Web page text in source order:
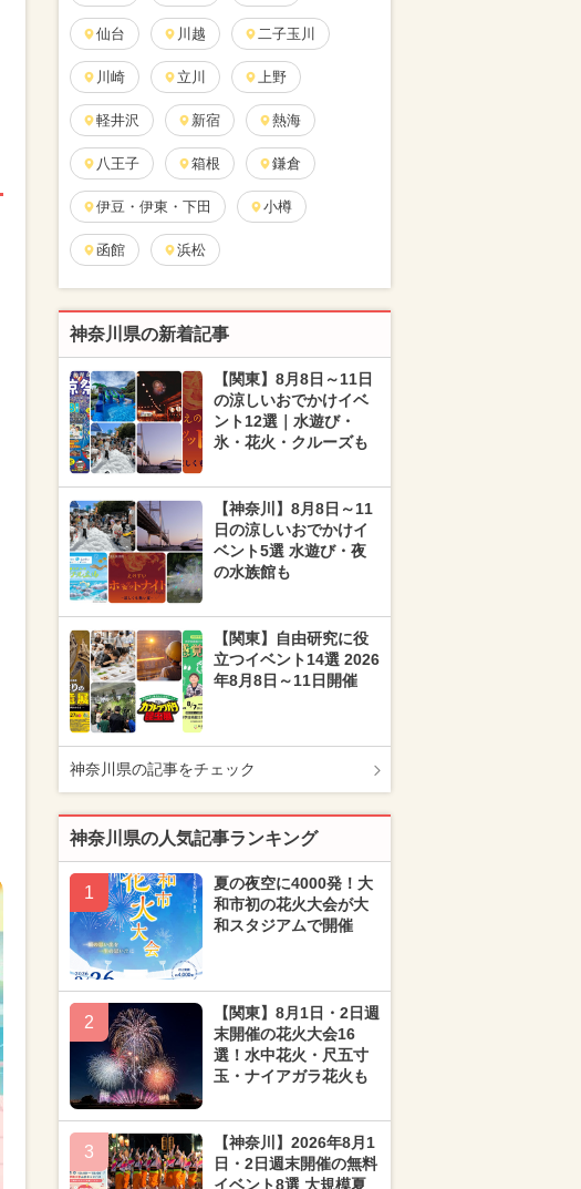
仙台 川越 二子玉川
川崎 立川 上野
軽井沢 新宿 熱海
八王子 箱根 鎌倉
伊豆・伊東・下田 小樽
函館 浜松
神奈川県の新着記事
【関東】8月8日～11日
の涼しいおでかけイベ
ント12選｜水遊び・
氷・花火・クルーズも
【神奈川】8月8日～11
日の涼しいおでかけイ
ベント5選 水遊び・夜
の水族館も
【関東】自由研究に役
立つイベント14選 2026
年8月8日～11日開催
神奈川県の記事をチェック
神奈川県の人気記事ランキング
1
夏の夜空に4000発！大
和市初の花火大会が大
和スタジアムで開催
2
【関東】8月1日・2日週
末開催の花火大会16
選！水中花火・尺五寸
玉・ナイアガラ花火も
3
【神奈川】2026年8月1
日・2日週末開催の無料
イベント8選 大規模夏